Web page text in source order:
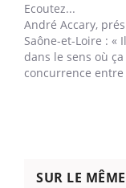
Ecoutez...
André Accary,
Saône-et-Loire :
dans le sens où
concurrence
SUR LE